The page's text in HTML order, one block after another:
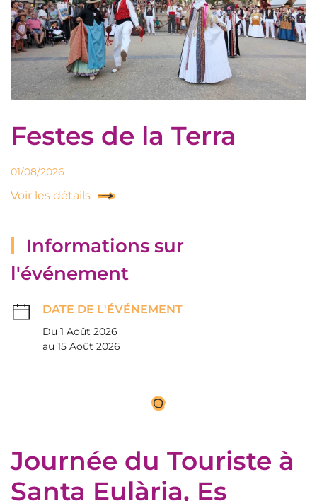
Festes de la Terra
01/08/2026
Voir les détails
Informations sur
l'événement
DATE DE L'ÉVÉNEMENT
Du 1 Août 2026
au 15 Août 2026
Journée du Touriste à
Santa Eulària, Es